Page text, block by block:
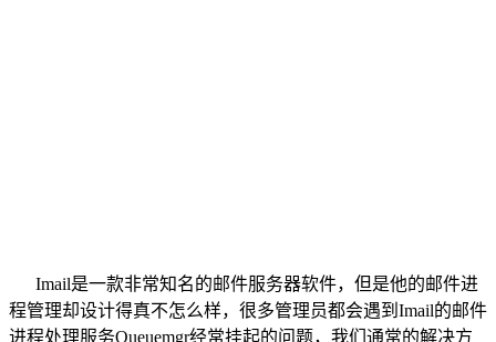
Imail是一款非常知名的邮件服务器软件，但是他的邮件进
程管理却设计得真不怎么样，很多管理员都会遇到Imail的邮件
进程处理服务Queuemgr经常挂起的问题，我们通常的解决方